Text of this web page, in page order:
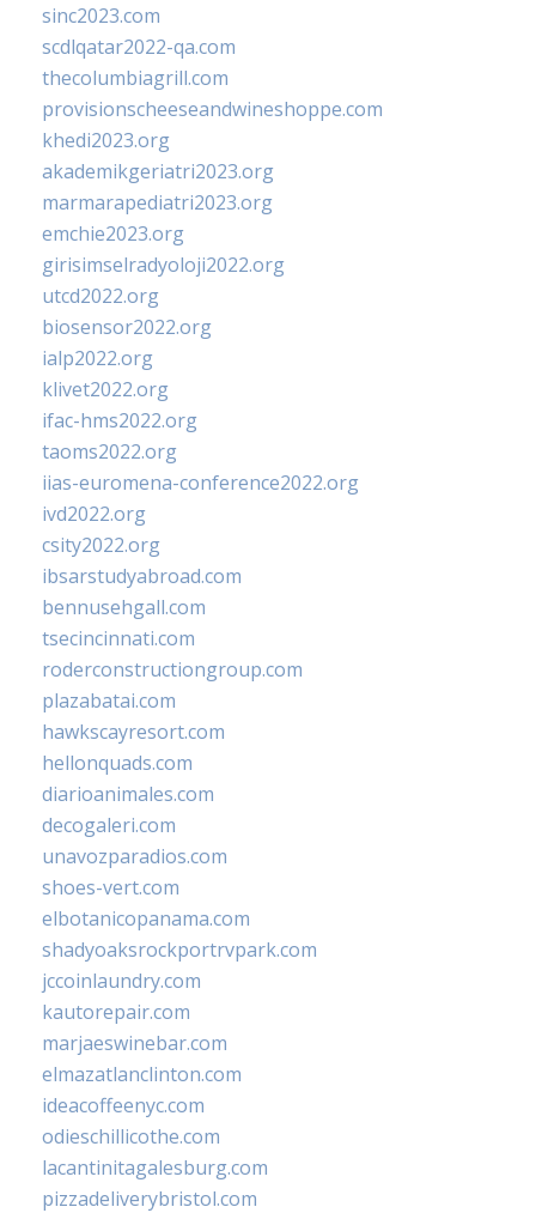
sinc2023.com
scdlqatar2022-qa.com
thecolumbiagrill.com
provisionscheeseandwineshoppe.com
khedi2023.org
akademikgeriatri2023.org
marmarapediatri2023.org
emchie2023.org
girisimselradyoloji2022.org
utcd2022.org
biosensor2022.org
ialp2022.org
klivet2022.org
ifac-hms2022.org
taoms2022.org
iias-euromena-conference2022.org
ivd2022.org
csity2022.org
ibsarstudyabroad.com
bennusehgall.com
tsecincinnati.com
roderconstructiongroup.com
plazabatai.com
hawkscayresort.com
hellonquads.com
diarioanimales.com
decogaleri.com
unavozparadios.com
shoes-vert.com
elbotanicopanama.com
shadyoaksrockportrvpark.com
jccoinlaundry.com
kautorepair.com
marjaeswinebar.com
elmazatlanclinton.com
ideacoffeenyc.com
odieschillicothe.com
lacantinitagalesburg.com
pizzadeliverybristol.com